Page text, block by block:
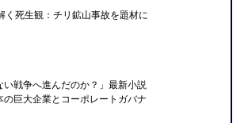
く死生観：チリ鉱山事故を題材に
い戦争へ進んだのか？」最新小説
の巨大企業とコーポレートガバナ